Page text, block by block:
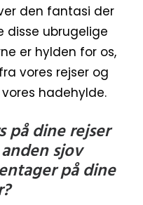
den fantasi der
disse ubrugelige
er hylden for os,
vores rejser og
hadehylde.
på dine rejser
sjov
på dine